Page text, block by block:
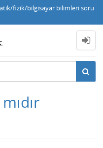
fizik/bilgisayar bilimleri soru